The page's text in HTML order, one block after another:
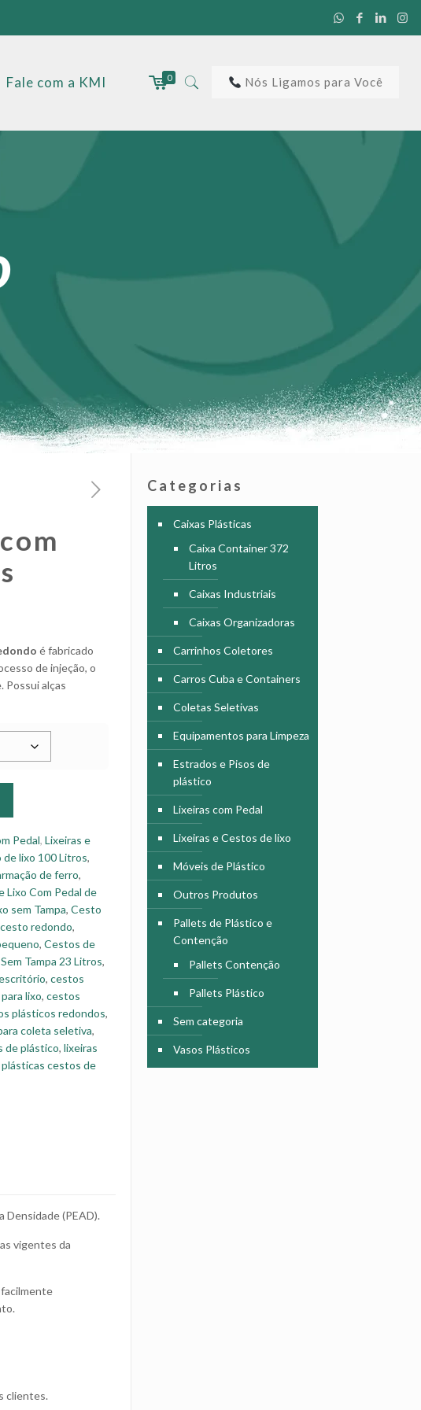
Fale com a KMI 0 Nós Ligamos para Você
é fabricado
de injeção, o
Possui alças
Pedal,Lixeiras e
de lixo 100 Litros,
de ferro,
Lixo Com Pedal de
sem Tampa,Cesto
redondo,
,Cestos de
Tampa 23 Litros,
,cestos
lixo,cestos
plásticos redondos,
coleta seletiva,
de plástico,lixeiras
plásticas cestos de
Densidade (PEAD).
vigentes da
clientes.
Categorias
Caixas Plásticas
Caixa Container 372
Litros
Caixas Industriais
Caixas Organizadoras
Carrinhos Coletores
Carros Cuba e Containers
Coletas Seletivas
Equipamentos para Limpeza
Estrados e Pisos de
plástico
Lixeiras com Pedal
Lixeiras e Cestos de lixo
Móveis de Plástico
Outros Produtos
Pallets de Plástico e
Contenção
Pallets Contenção
Pallets Plástico
Sem categoria
Vasos Plásticos